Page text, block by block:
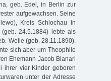
geb. Edel, in Berlin zur
aufgewachsen. Seine
Kreis Schlochau in
24.5.1884) lebte als
Weile (geb. 28.11.1890).
sich aber um Theophile
Ehemann Jacob Blanari
ihrer vier Kinder geboren
unter der Adresse